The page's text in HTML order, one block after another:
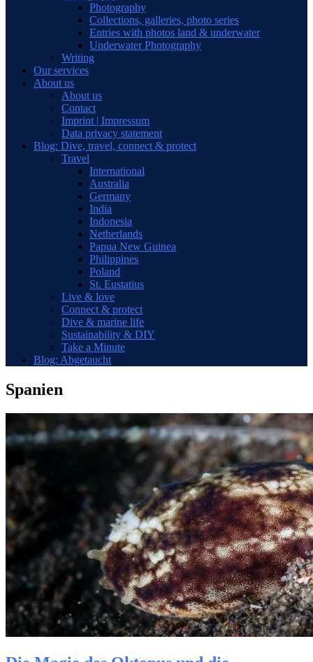
Photography
Collections, galleries, photo series
Entries with photos land & underwater
Underwater Photography
Writing
Our services
About us
About us
Contact
Imprint | Impressum
Data privacy statement
Blog: Dive, travel, connect & protect
Travel
International
Australia
Germany
India
Indonesia
Netherlands
Papua New Guinea
Philippines
Poland
St. Eustatius
Live & love
Connect & protect
Dive & marine life
Sustainability & DIY
Take a Minute
Blog: Abgetaucht
Spanien